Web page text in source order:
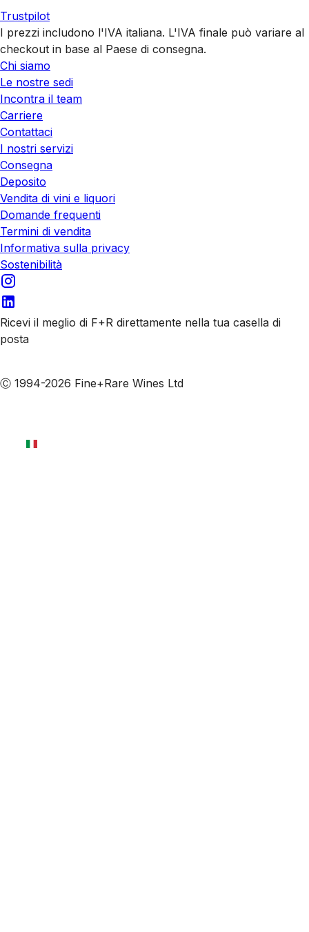
Trustpilot
I prezzi includono l'IVA italiana. L'IVA finale può variare al
checkout in base al Paese di consegna.
Chi siamo
Le nostre sedi
Incontra il team
Carriere
Contattaci
I nostri servizi
Consegna
Deposito
Vendita di vini e liquori
Domande frequenti
Termini di vendita
Informativa sulla privacy
Sostenibilità
Ricevi il meglio di F+R direttamente nella tua casella di
posta
Ⓒ 1994-2026 Fine+Rare Wines Ltd